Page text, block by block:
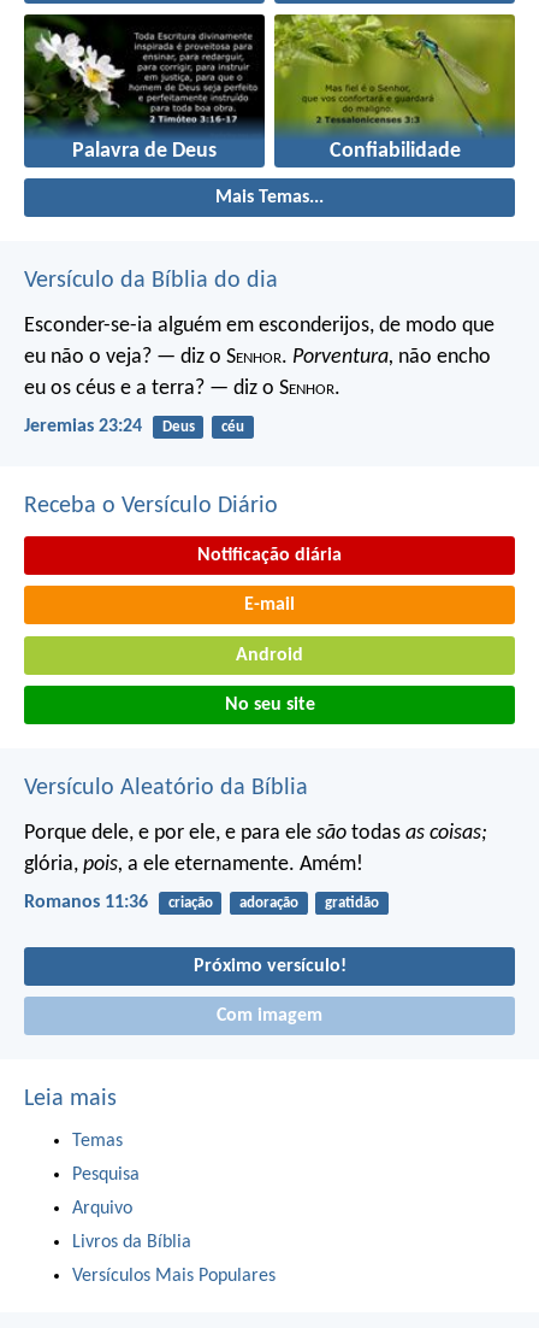
Palavra de Deus Confiabilidade
Mais Temas...
Versículo da Bíblia do dia
Esconder-se-ia alguém em esconderijos, de modo que
eu não o veja? — diz o Senhor. Porventura, não encho
eu os céus e a terra? — diz o Senhor.
Jeremias 23:24 Deus céu
Receba o Versículo Diário
Notificação diária
E-mail
Android
No seu site
Versículo Aleatório da Bíblia
Porque dele, e por ele, e para ele são todas as coisas;
glória, pois, a ele eternamente. Amém!
Romanos 11:36 criação adoração gratidão
Próximo versículo!
Com imagem
Leia mais
Temas
Pesquisa
Arquivo
Livros da Bíblia
Versículos Mais Populares